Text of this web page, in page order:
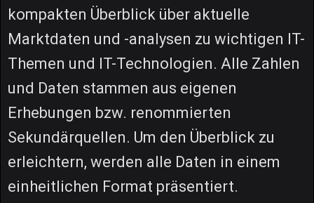
kompakten Überblick über aktuelle
Marktdaten und -analysen zu wichtigen IT-
Themen und IT-Technologien. Alle Zahlen
und Daten stammen aus eigenen
Erhebungen bzw. renommierten
Sekundärquellen. Um den Überblick zu
erleichtern, werden alle Daten in einem
einheitlichen Format präsentiert.